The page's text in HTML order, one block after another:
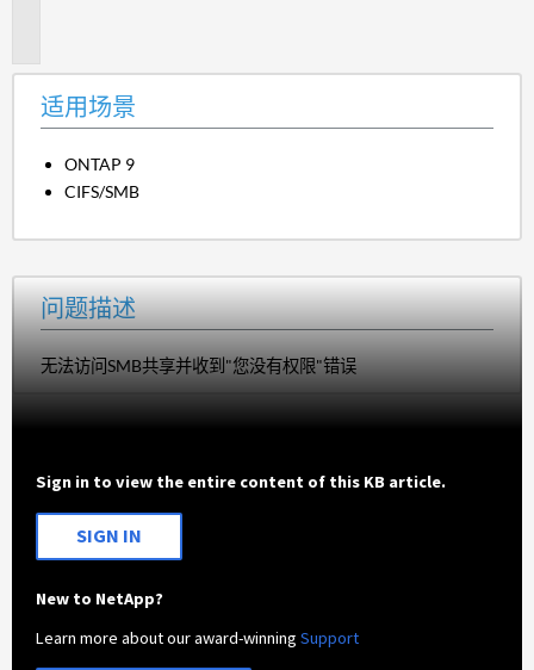
适用场景
ONTAP 9
CIFS/SMB
问题描述
无法访问SMB共享并收到"您没有权限"错误
Sign in to view the entire content of this KB article.
SIGN IN
New to NetApp?
Learn more about our award-winningSupport